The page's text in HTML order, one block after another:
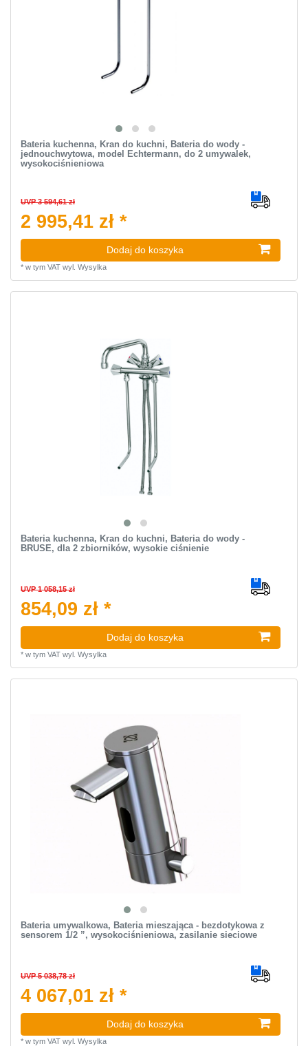
Bateria kuchenna, Kran do kuchni, Bateria do wody -
jednouchwytowa, model Echtermann, do 2 umywalek,
wysokociśnieniowa
UVP 3 594,61 zł
2 995,41 zł *
Dodaj do koszyka
* w tym VATwyl. Wysylka
Bateria kuchenna, Kran do kuchni, Bateria do wody -
BRUSE, dla 2 zbiorników, wysokie ciśnienie
UVP 1 058,15 zł
854,09 zł *
Dodaj do koszyka
* w tym VATwyl. Wysylka
Bateria umywalkowa, Bateria mieszająca - bezdotykowa z
sensorem 1/2 ”, wysokociśnieniowa, zasilanie sieciowe
UVP 5 038,78 zł
4 067,01 zł *
Dodaj do koszyka
* w tym VATwyl. Wysylka